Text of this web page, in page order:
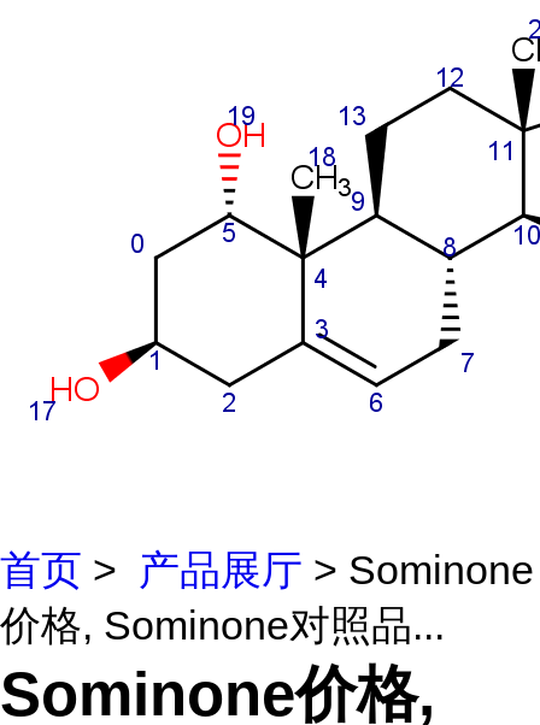
首页 > 产品展厅 > Sominone
价格, Sominone对照品...
Sominone价格,